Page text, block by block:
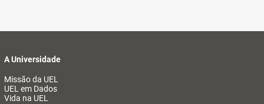
A Universidade
Missão da UEL
UEL em Dados
Vida na UEL